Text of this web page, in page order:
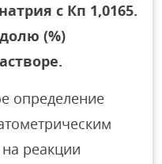
с Кп 1,0165.
(%)
определение
реакции